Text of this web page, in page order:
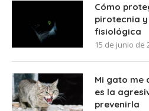
Cómo
pirotecnia
fisiológica
15 de junio de
Mi gato me
es la
prevenirla